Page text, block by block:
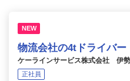
NEW
物流会社の4tドライバー
ケーラインサービス株式会社 伊
正社員